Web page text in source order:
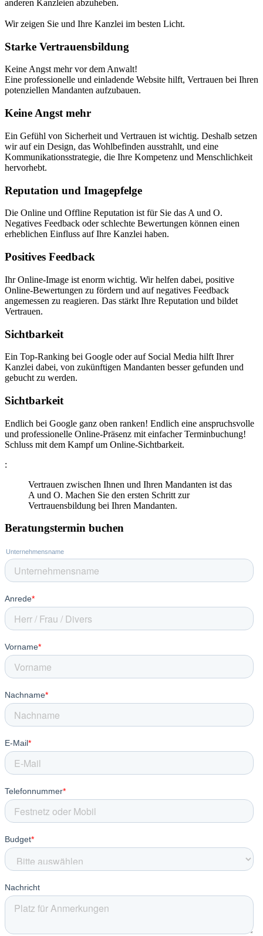
anderen Kanzleien abzuheben.​
Wir zeigen Sie und Ihre Kanzlei im besten Licht.
Starke Vertrauensbildung​
Keine Angst mehr vor dem Anwalt!
Eine professionelle und einladende Website hilft, Vertrauen bei Ihren
potenziellen Mandanten aufzubauen.
Keine Angst mehr
Ein Gefühl von Sicherheit und Vertrauen ist wichtig. Deshalb setzen
wir auf ein Design, das Wohlbefinden ausstrahlt, und eine
Kommunikationsstrategie, die Ihre Kompetenz und Menschlichkeit
hervorhebt.
Reputation und Image​pfelge
Die Online und Offline Reputation ist für Sie das A und O.
Negatives Feedback oder schlechte Bewertungen können einen
erheblichen Einfluss auf Ihre Kanzlei haben.​
Positives Feedback
Ihr Online-Image ist enorm wichtig. Wir helfen dabei, positive
Online-Bewertungen zu fördern und auf negatives Feedback
angemessen zu reagieren. Das stärkt Ihre Reputation und bildet
Vertrauen.
Sichtbarkeit
Ein Top-Ranking bei Google oder auf Social Media hilft Ihrer
Kanzlei dabei, von zukünftigen Mandanten besser gefunden und
gebucht zu werden.
Sichtbarkeit
Endlich bei Google ganz oben ranken! Endlich eine anspruchsvolle
und professionelle Online-Präsenz mit einfacher Terminbuchung!
Schluss mit dem Kampf um Online-Sichtbarkeit.
:
Vertrauen zwischen Ihnen und Ihren Mandanten ist das
A und O. Machen Sie den ersten Schritt zur
Vertrauensbildung bei Ihren Mandanten.
Beratungstermin buchen